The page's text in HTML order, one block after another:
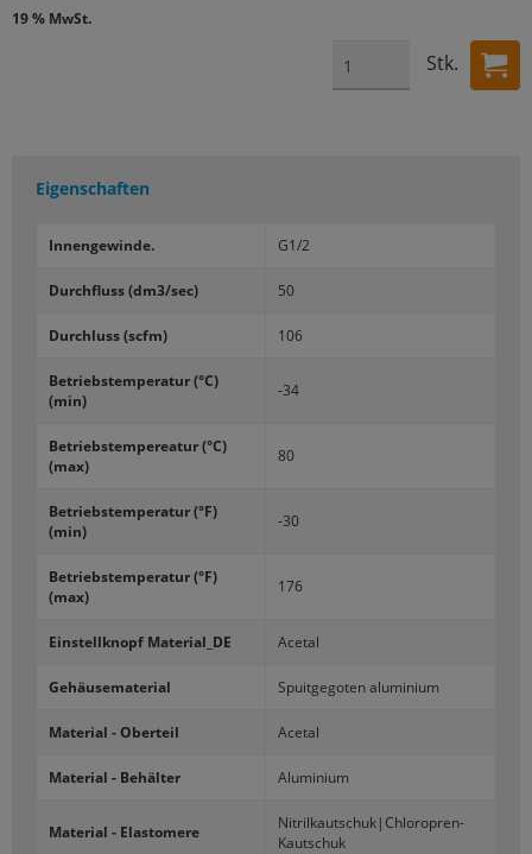
19 % MwSt.
Stk.
Eigenschaften
In­nen­ge­win­de. G1/2
Durch­fluss (dm3/sec) 50
Durch­luss (scfm) 106
Be­triebs­tem­pe­ra­tur (°C)
(min)
-34
Be­triebs­tem­pe­rea­tur (°C)
(max)
80
Be­triebs­tem­pe­ra­tur (°F)
(min)
-30
Be­triebs­tem­pe­ra­tur (°F)
(max)
176
Ein­stell­knopf Ma­te­ri­al_­DE Ace­tal
Ge­häu­se­ma­te­ri­al Spuit­ge­go­ten alu­mi­ni­um
Ma­te­ri­al - Ober­teil Ace­tal
Ma­te­ri­al - Be­häl­ter Alu­mi­ni­um
Ma­te­ri­al - Elas­to­me­re
Ni­tril­kau­tschuk|Chloropren-​
Kautschuk